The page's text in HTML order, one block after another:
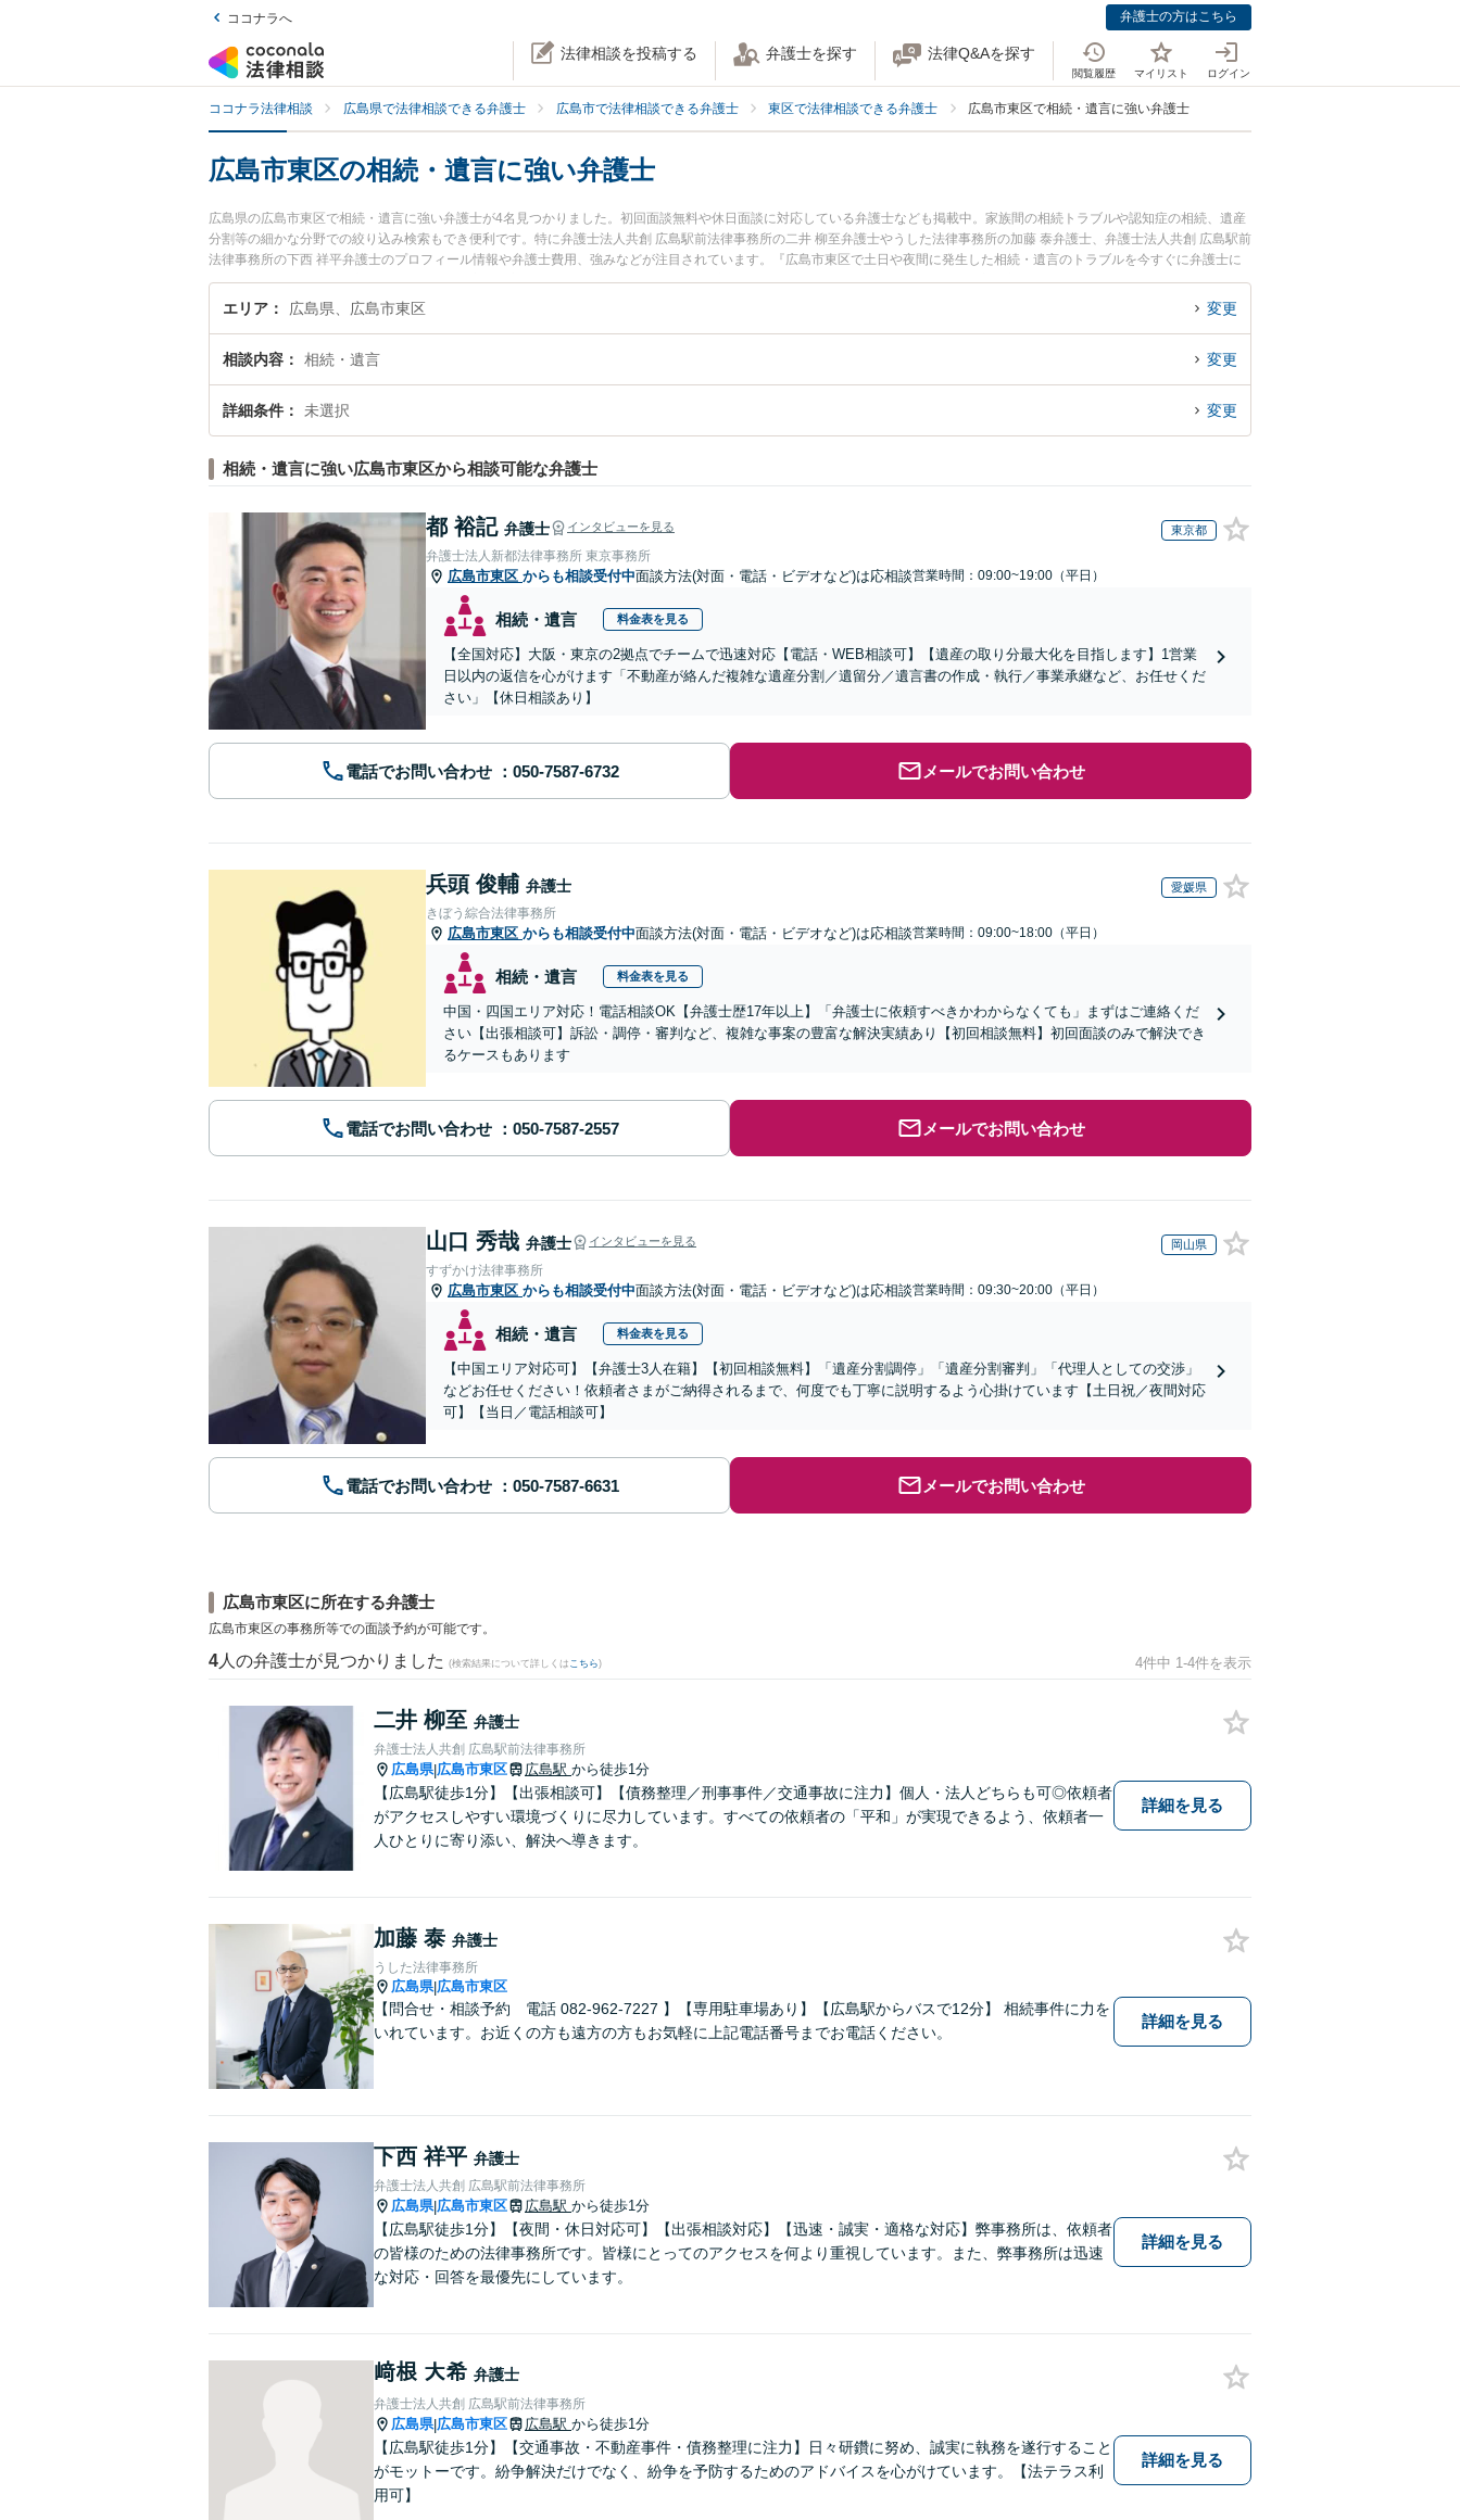
ココナラへ 弁護士の方はこちら
法律相談を投稿する 弁護士を探す 法律Q&Aを探す
閲覧履歴 マイリスト ログイン
ココナラ法律相談 広島県で法律相談できる弁護士 広島市で法律相談できる弁護士 東区で法律相談できる弁護士 広島市東区で相続・遺言に強い弁護士
広島市東区の相続・遺言に強い弁護士
広島県の広島市東区で相続・遺言に強い弁護士が4名見つかりました。初回面談無料や休日面談に対応している弁護士なども掲載中。家族間の相続トラブルや認知症の相続、遺産
分割等の細かな分野での絞り込み検索もでき便利です。特に弁護士法人共創 広島駅前法律事務所の二井 柳至弁護士やうした法律事務所の加藤 泰弁護士、弁護士法人共創 広島駅前
法律事務所の下西 祥平弁護士のプロフィール情報や弁護士費用、強みなどが注目されています。『広島市東区で土日や夜間に発生した相続・遺言のトラブルを今すぐに弁護士に
相談したい』『相続・遺言のトラブル解決の実績豊富な近くの弁護士を検索したい』『初回相談無料で相続・遺言を法律相談できる広島市東区内の弁護士に相談予約したい』など
でお困りの相談者さんにおすすめです。
エリア 広島県、広島市東区 変更
相談内容 相続・遺言 変更
詳細条件 未選択 変更
相続・遺言に強い広島市東区から相談可能な弁護士
都 裕記 弁護士 インタビューを見る 東京都
弁護士法人新都法律事務所 東京事務所
広島市東区 からも相談受付中面談方法(対面・電話・ビデオなど)は応相談営業時間：09:00~19:00（平日）
相続・遺言 料金表を見る
【全国対応】大阪・東京の2拠点でチームで迅速対応【電話・WEB相談可】【遺産の取り分最大化を目指します】1営業
日以内の返信を心がけます「不動産が絡んだ複雑な遺産分割／遺留分／遺言書の作成・執行／事業承継など、お任せくだ
さい」【休日相談あり】
電話でお問い合わせ メールでお問い合わせ
兵頭 俊輔 弁護士 愛媛県
きぼう綜合法律事務所
広島市東区 からも相談受付中面談方法(対面・電話・ビデオなど)は応相談営業時間：09:00~18:00（平日）
相続・遺言 料金表を見る
中国・四国エリア対応！電話相談OK【弁護士歴17年以上】「弁護士に依頼すべきかわからなくても」まずはご連絡くだ
さい【出張相談可】訴訟・調停・審判など、複雑な事案の豊富な解決実績あり【初回相談無料】初回面談のみで解決でき
るケースもあります
電話でお問い合わせ メールでお問い合わせ
山口 秀哉 弁護士 インタビューを見る 岡山県
すずかけ法律事務所
広島市東区 からも相談受付中面談方法(対面・電話・ビデオなど)は応相談営業時間：09:30~20:00（平日）
相続・遺言 料金表を見る
【中国エリア対応可】【弁護士3人在籍】【初回相談無料】「遺産分割調停」「遺産分割審判」「代理人としての交渉」
などお任せください！依頼者さまがご納得されるまで、何度でも丁寧に説明するよう心掛けています【土日祝／夜間対応
可】【当日／電話相談可】
電話でお問い合わせ メールでお問い合わせ
広島市東区に所在する弁護士
広島市東区の事務所等での面談予約が可能です。
4 人の弁護士が見つかりました (検索結果について詳しくは こちら) 4件中 1-4件を表示
二井 柳至 弁護士
弁護士法人共創 広島駅前法律事務所
広島県|広島市東区 広島駅 から徒歩1分
【広島駅徒歩1分】【出張相談可】【債務整理／刑事事件／交通事故に注力】個人・法人どちらも可◎依頼者
がアクセスしやすい環境づくりに尽力しています。すべての依頼者の「平和」が実現できるよう、依頼者一
人ひとりに寄り添い、解決へ導きます。
詳細を見る
加藤 泰 弁護士
うした法律事務所
広島県|広島市東区
【問合せ・相談予約 電話 082-962-7227 】【専用駐車場あり】【広島駅からバスで12分】 相続事件に力を
いれています。お近くの方も遠方の方もお気軽に上記電話番号までお電話ください。
詳細を見る
下西 祥平 弁護士
弁護士法人共創 広島駅前法律事務所
広島県|広島市東区 広島駅 から徒歩1分
【広島駅徒歩1分】【夜間・休日対応可】【出張相談対応】【迅速・誠実・適格な対応】弊事務所は、依頼者
の皆様のための法律事務所です。皆様にとってのアクセスを何より重視しています。また、弊事務所は迅速
な対応・回答を最優先にしています。
詳細を見る
﨑根 大希 弁護士
弁護士法人共創 広島駅前法律事務所
広島県|広島市東区 広島駅 から徒歩1分
【広島駅徒歩1分】【交通事故・不動産事件・債務整理に注力】日々研鑽に努め、誠実に執務を遂行すること
がモットーです。紛争解決だけでなく、紛争を予防するためのアドバイスを心がけています。【法テラス利
用可】
詳細を見る